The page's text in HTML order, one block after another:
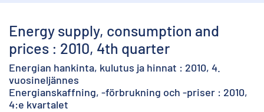
Energy supply, consumption and
prices : 2010, 4th quarter
Energian hankinta, kulutus ja hinnat : 2010, 4.
vuosineljännes
Energianskaffning, -förbrukning och -priser : 2010,
4:e kvartalet